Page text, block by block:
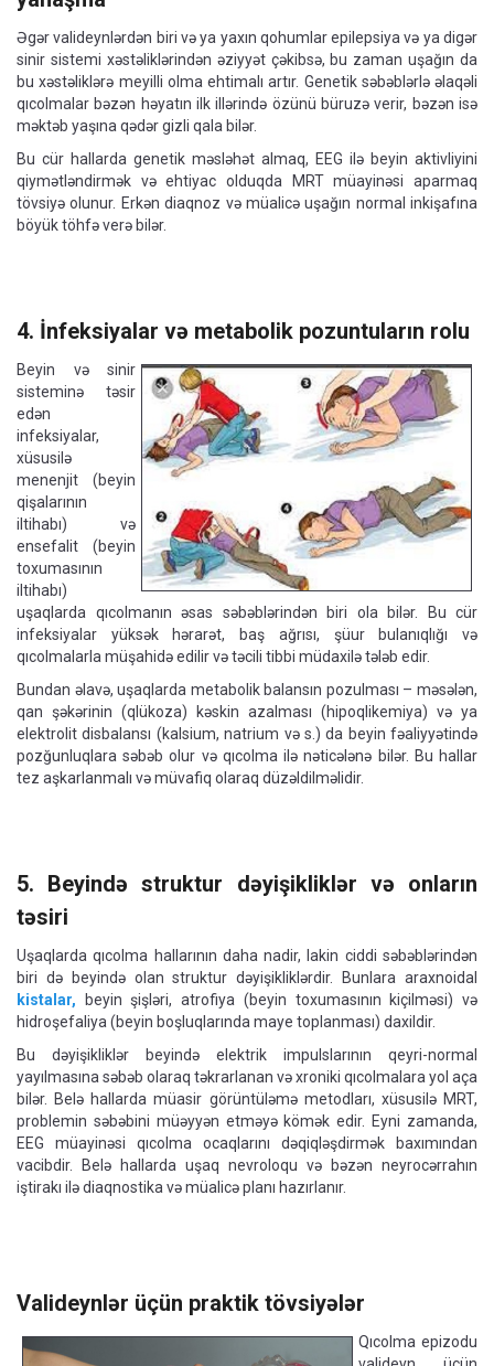
Əgər valideynlərdən biri və ya yaxın qohumlar epilepsiya və ya digər
sinir sistemi xəstəliklərindən əziyyət çəkibsə, bu zaman uşağın da
bu xəstəliklərə meyilli olma ehtimalı artır. Genetik səbəblərlə əlaqəli
qıcolmalar bəzən həyatın ilk illərində özünü büruzə verir, bəzən isə
məktəb yaşına qədər gizli qala bilər.
Bu cür hallarda genetik məsləhət almaq, EEG ilə beyin aktivliyini
qiymətləndirmək və ehtiyac olduqda MRT müayinəsi aparmaq
tövsiyə olunur. Erkən diaqnoz və müalicə uşağın normal inkişafına
böyük töhfə verə bilər.
4. İnfeksiyalar və metabolik pozuntuların rolu
Beyin və sinir
sisteminə təsir
edən
infeksiyalar,
xüsusilə
menenjit (beyin
qişalarının
iltihabı) və
ensefalit (beyin
toxumasının
iltihabı)
uşaqlarda qıcolmanın əsas səbəblərindən biri ola bilər. Bu cür
infeksiyalar yüksək hərarət, baş ağrısı, şüur bulanıqlığı və
qıcolmalarla müşahidə edilir və təcili tibbi müdaxilə tələb edir.
Bundan əlavə, uşaqlarda metabolik balansın pozulması – məsələn,
qan şəkərinin (qlükoza) kəskin azalması (hipoqlikemiya) və ya
elektrolit disbalansı (kalsium, natrium və s.) da beyin fəaliyyətində
pozğunluqlara səbəb olur və qıcolma ilə nəticələnə bilər. Bu hallar
tez aşkarlanmalı və müvafiq olaraq düzəldilməlidir.
5. Beyində struktur dəyişikliklər və onların
təsiri
Uşaqlarda qıcolma hallarının daha nadir, lakin ciddi səbəblərindən
biri də beyində olan struktur dəyişikliklərdir. Bunlara araxnoidal
kistalar, beyin şişləri, atrofiya (beyin toxumasının kiçilməsi) və
hidroşefaliya (beyin boşluqlarında maye toplanması) daxildir.
Bu dəyişikliklər beyində elektrik impulslarının qeyri-normal
yayılmasına səbəb olaraq təkrarlanan və xroniki qıcolmalara yol aça
bilər. Belə hallarda müasir görüntüləmə metodları, xüsusilə MRT,
problemin səbəbini müəyyən etməyə kömək edir. Eyni zamanda,
EEG müayinəsi qıcolma ocaqlarını dəqiqləşdirmək baxımından
vacibdir. Belə hallarda uşaq nevroloqu və bəzən neyrocərrahın
iştirakı ilə diaqnostika və müalicə planı hazırlanır.
Valideynlər üçün praktik tövsiyələr
Qıcolma epizodu